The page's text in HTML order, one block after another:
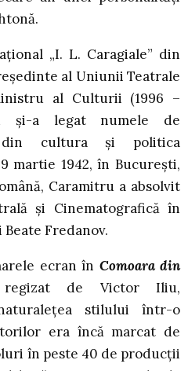
„I. L. Caragiale” din
al Uniunii Teatrale
al Culturii (1996 –
şi-a legat numele de
din cultura şi politica
martie 1942, în Bucureşti,
Caramitru a absolvit
şi Cinematografică în
Beate Fredanov.
ecran în Comoara din
regizat de Victor Iliu,
stilului într-o
era încă marcat de
în peste 40 de producţii